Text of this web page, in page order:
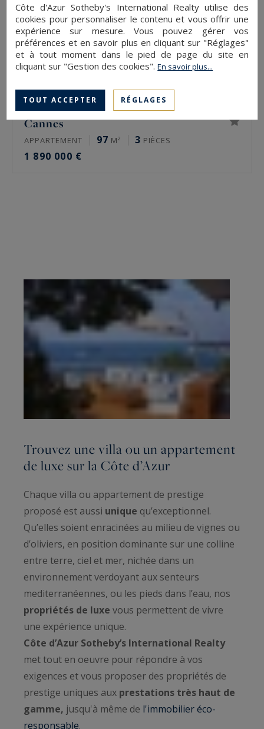
Cannes
APPARTEMENT 97 M² 3 PIÈCES
1 890 000 €
Trouvez une villa ou un appartement
de luxe sur la Côte d’Azur
Chaque villa ou appartement de prestige
proposé est aussi unique qu’exceptionnel.
Qu’elles soient enracinées au milieu de vignes ou
d’oliviers, en position dominante sur une colline
entre terre, ciel et mer, nichée dans un
environnement verdoyant aux senteurs
mediterranéennes, ou les pieds dans l’eau, nos
propriétés de luxe vous permettent de vivre
une expérience unique.
Côte d’Azur Sotheby’s International Realty
met tout en oeuvre pour répondre à vos
exigences et vous proposer des propriétés de
prestige uniques aux prestations très haut de
gamme, jusqu'à même de l'immobilier éco-
responsable.
Côte d'Azur Sotheby's International Realty utilise des
cookies pour personnaliser le contenu et vous offrir une
expérience sur mesure. Vous pouvez gérer vos
préférences et en savoir plus en cliquant sur "Réglages"
et à tout moment dans le pied de page du site en
cliquant sur "Gestion des cookies".En savoir plus...
TOUT ACCEPTER RÉGLAGES